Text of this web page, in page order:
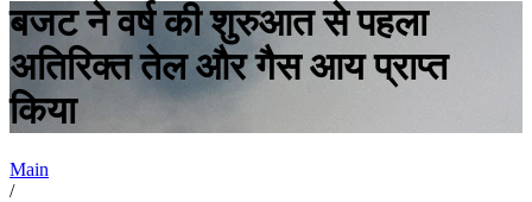
बजट ने वर्ष की शुरुआत से पहला
अतिरिक्त तेल और गैस आय प्राप्त
किया
Main
/